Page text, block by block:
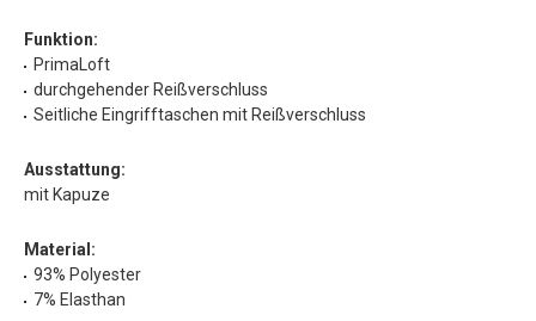
Funktion:
PrimaLoft
durchgehender Reißverschluss
Seitliche Eingrifftaschen mit Reißverschluss
Ausstattung:
mit Kapuze
Material:
93% Polyester
7% Elasthan